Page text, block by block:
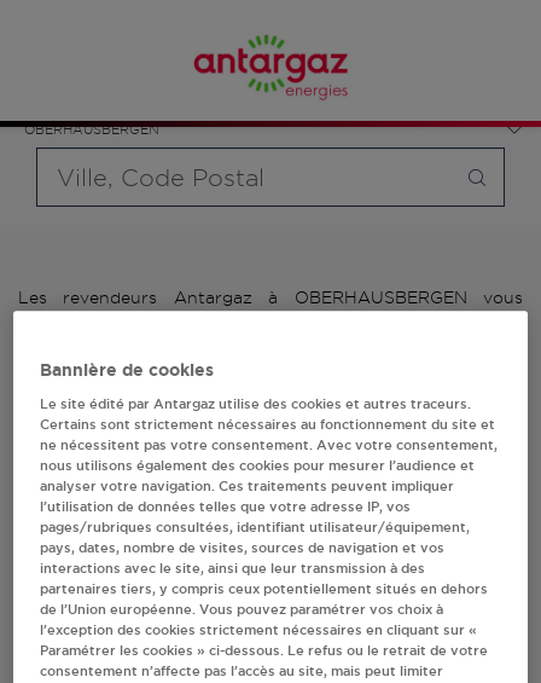
OBERHAUSBERGEN
bouteille souhaité et le type de point de vente (revendeur /
distributeur automatique de bouteilles de gaz ou station GPL
carburant)
Les revendeurs Antargaz à OBERHAUSBERGEN vous
des revendeurs Antargaz à OBERHAUSBERGEN, l'adresse, le
de bouteilles de gaz.
1 revendeur(s) Antargaz
à OBERHAUSBERGEN
Villes
CARREFOUR EXPRESS OBERHAUSBERGEN
Bannière de cookies
Le site édité par Antargaz utilise des cookies et autres traceurs.
Certains sont strictement nécessaires au fonctionnement du site et
ne nécessitent pas votre consentement. Avec votre consentement,
nous utilisons également des cookies pour mesurer l’audience et
analyser votre navigation. Ces traitements peuvent impliquer
l’utilisation de données telles que votre adresse IP, vos
pages/rubriques consultées, identifiant utilisateur/équipement,
pays, dates, nombre de visites, sources de navigation et vos
interactions avec le site, ainsi que leur transmission à des
partenaires tiers, y compris ceux potentiellement situés en dehors
de l’Union européenne. Vous pouvez paramétrer vos choix à
l’exception des cookies strictement nécessaires en cliquant sur «
Paramétrer les cookies » ci-dessous. Le refus ou le retrait de votre
consentement n’affecte pas l’accès au site, mais peut limiter